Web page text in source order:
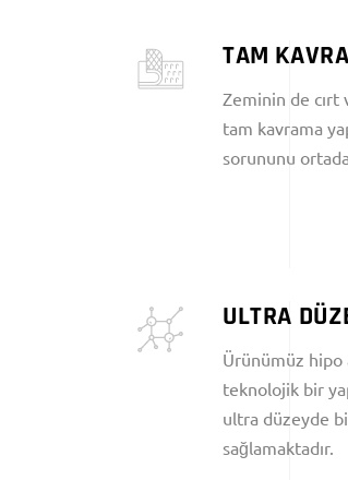
TAM
Zeminin de cırt
tam kavrama
sorununu
ULTRA
Ürünümüz
teknolojik bir
ultra düzeyde
sağlamaktadır.